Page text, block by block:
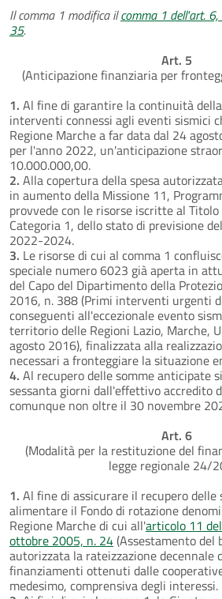
Il comma 1 modifica ilcomma 1 dell'art.
35.
Art. 5
(Anticipazione finanziaria per
1. Al fine di garantire la continuità
interventi connessi agli eventi sismici
Regione Marche a far data dal 24
per l'anno 2022, un'anticipazione
10.000.000,00.
2. Alla copertura della spesa
in aumento della Missione 11,
provvede con le risorse iscritte al Titolo
Categoria 1, dello stato di previsione
2022-2024.
3. Le risorse di cui al comma 1
speciale numero 6023 già aperta in
del Capo del Dipartimento della
2016, n. 388 (Primi interventi urgenti
conseguenti all'eccezionale evento
territorio delle Regioni Lazio, Marche,
agosto 2016), finalizzata alla
necessari a fronteggiare la situazione
4. Al recupero delle somme anticipate
sessanta giorni dall'effettivo accredito
comunque non oltre il 30 novembre
Art. 6
(Modalità per la restituzione del
legge regionale 24/
1. Al fine di assicurare il recupero delle
alimentare il Fondo di rotazione
Regione Marche di cui all'articolo 11
ottobre 2005, n. 24(Assestamento del
autorizzata la rateizzazione decennale
finanziamenti ottenuti dalle
medesimo, comprensiva degli interessi.